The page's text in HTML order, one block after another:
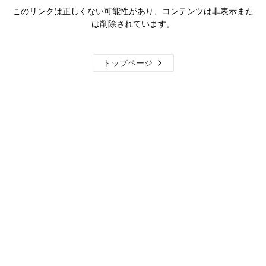
このリンクは正しくない可能性があり、コンテンツは非表示また
は削除されています。
トップページ